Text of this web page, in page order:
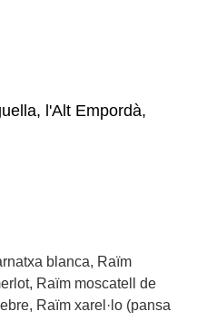
l'Alt Empordà,
blanca, Raïm
Raïm moscatell de
Raïm xarel·lo (pansa